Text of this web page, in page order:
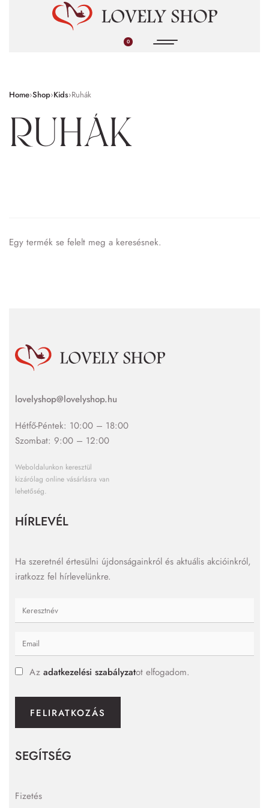
0
Home›Shop›Kids›Ruhák
Ruhák
Egy termék se felelt meg a keresésnek.
lovelyshop@lovelyshop.hu
Hétfő-Péntek: 10:00 – 18:00
Szombat: 9:00 – 12:00
Weboldalunkon keresztül
kizárólag online vásárlásra van
lehetőség.
SEGÍTSÉG
Fizetés
HÍRLEVÉL
Ha szeretnél értesülni újdonságainkról és aktuális akcióinkról,
iratkozz fel hírlevelünkre.
Az adatkezelési szabályzatot elfogadom.
FELIRATKOZÁS